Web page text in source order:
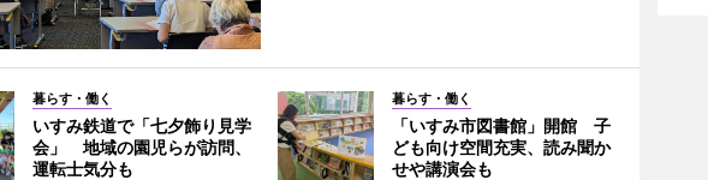
暮らす・働く
いすみ鉄道で「七夕飾り見学
会」 地域の園児らが訪問、
運転士気分も
暮らす・働く
「いすみ市図書館」開館 子
ども向け空間充実、読み聞か
せや講演会も